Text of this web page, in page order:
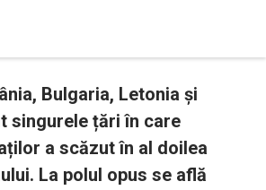
Bulgaria, Letonia și
singurele țări în care
a scăzut în al doilea
La polul opus se află